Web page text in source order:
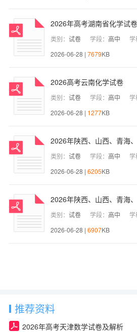
2026年高考湖南省化学试卷
类别： 试卷 学段： 高中 学
2026-06-28 | 7679KB
2026高考云南化学试卷
类别： 试卷 学段： 高中 学
2026-06-28 | 1277KB
2026年陕西、山西、青海
类别： 试卷 学段： 高中 学
2026-06-28 | 6205KB
2026年陕西、山西、青海
类别： 试卷 学段： 高中 学
2026-06-28 | 6907KB
推荐资料
2026年高考天津数学试卷及解析